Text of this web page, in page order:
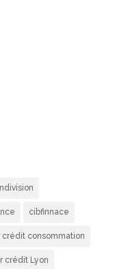
cibfinnace
crédit consommation
crédit Lyon